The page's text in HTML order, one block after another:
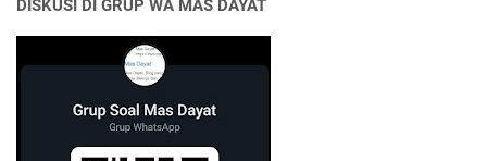
DISKUSI DI GRUP WA MAS DAYAT